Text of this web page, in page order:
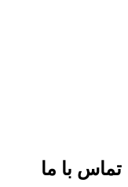
تماس با ما